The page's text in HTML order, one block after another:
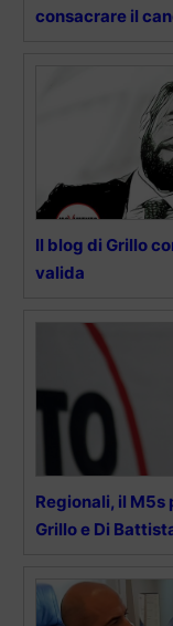
consacrare il
Il blog di Grillo
valida
Regionali, il M5s
Grillo e Di